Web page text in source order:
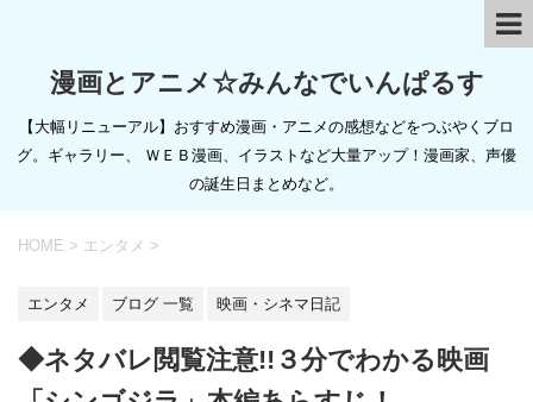
漫画とアニメ☆みんなでいんぱるす
【大幅リニューアル】おすすめ漫画・アニメの感想などをつぶやくブロ
グ。ギャラリー、 ＷＥＢ漫画、イラストなど大量アップ！漫画家、声優
の誕生日まとめなど。
HOME > エンタメ >
エンタメ ブログ 一覧 映画・シネマ日記
◆ネタバレ閲覧注意!!３分でわかる映画